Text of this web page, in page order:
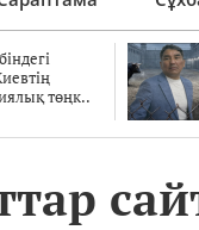
төңк..